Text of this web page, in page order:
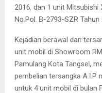
2016, dan 1 unit Mitsubishi
No.Pol. B-2793-SZR Tahun
Kejadian berawal dari
unit mobil di Showroom
Pamulang Kota Tangsel,
pembelian tersangka A.I.P
untuk 4 unit mobil di bulan